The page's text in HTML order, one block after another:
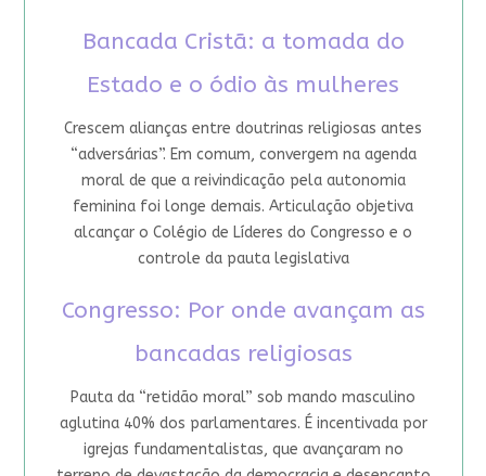
Bancada Cristã: a tomada do
Estado e o ódio às mulheres
Crescem alianças entre doutrinas religiosas antes
“adversárias”. Em comum, convergem na agenda
moral de que a reivindicação pela autonomia
feminina foi longe demais. Articulação objetiva
alcançar o Colégio de Líderes do Congresso e o
controle da pauta legislativa
Congresso: Por onde avançam as
bancadas religiosas
Pauta da “retidão moral” sob mando masculino
aglutina 40% dos parlamentares. É incentivada por
igrejas fundamentalistas, que avançaram no